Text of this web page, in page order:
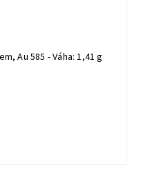
Dámský prsten Art Deco s briliantem, Au 585 - Váha: 1,41 g